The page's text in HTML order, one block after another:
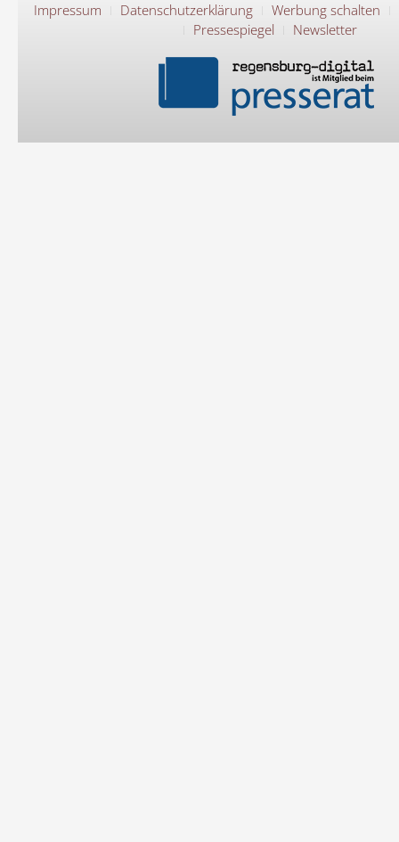
Impressum Datenschutzerklärung
Werbung schalten
Pressespiegel
Newsletter